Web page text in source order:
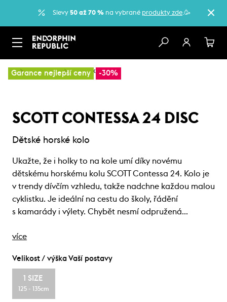
Slevy 50 až 70 % na vybrané produkty zde.🥳
Garance nejlepší ceny -30%
… Dětská kola Dětská kola
SCOTT CONTESSA 24 DISC
Dětské horské kolo
Ukažte, že i holky to na kole umí díky novému
dětskému horskému kolu SCOTT Contessa 24. Kolo je
v trendy dívčím vzhledu, takže nadchne každou malou
cyklistku. Je ideální na cestu do školy, řádění
s kamarády i výlety. Chybět nesmí odpružená…
více
Velikost / výška Vaší postavy
1 SIZE
125 - 135cm